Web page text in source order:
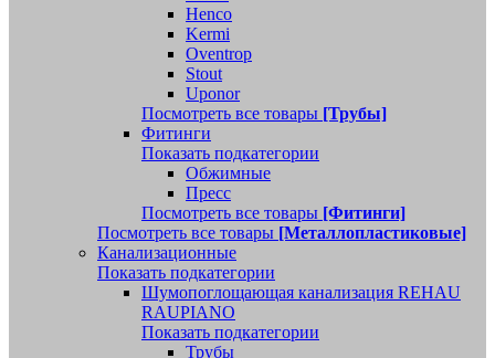
Henco
Kermi
Oventrop
Stout
Uponor
Посмотреть все товары [Трубы]
Фитинги
Показать подкатегории
Обжимные
Пресс
Посмотреть все товары [Фитинги]
Посмотреть все товары [Металлопластиковые]
Канализационные
Показать подкатегории
Шумопоглощающая канализация REHAU
RAUPIANO
Показать подкатегории
Трубы